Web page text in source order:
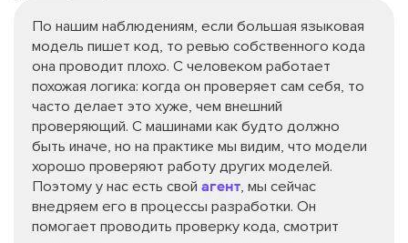
По нашим наблюдениям, если большая языковая
модель пишет код, то ревью собственного кода
она проводит плохо. С человеком работает
похожая логика: когда он проверяет сам себя, то
часто делает это хуже, чем внешний
проверяющий. С машинами как будто должно
быть иначе, но на практике мы видим, что модели
хорошо проверяют работу других моделей.
Поэтому у нас есть свой агент, мы сейчас
внедряем его в процессы разработки. Он
помогает проводить проверку кода, смотрит